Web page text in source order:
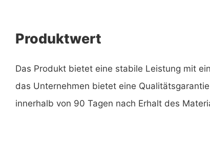
Produktwert
Das Produkt bietet eine stabile Leistung mit
das Unternehmen bietet eine
innerhalb von 90 Tagen nach Erhalt des